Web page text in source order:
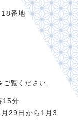
18番地
ご覧ください
15分
29日から1月3